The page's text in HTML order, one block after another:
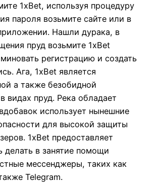
1xBet, используя процедуру
пароля возьмите сайте или в
Нашли дурака, в
пруд возьмите 1xBet
регистрацию и создать
Ага, 1xBet является
а также безобидной
видах пруд. Река обладает
использует нынешние
для высокой защиты
1xBet предоставляет
делать в занятие помощи
мессенджеры, таких как
Telegram.